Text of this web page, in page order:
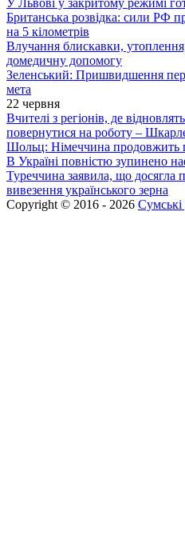
У Львові у закритому режимі
Британська розвідка: сили РФ
на 5 кілометрів
Влучання блискавки,
домедичну допомогу
Зеленський: Пришвидшення
мета
22 червня
Вчителі з регіонів, де
повернутися на роботу –
Шольц: Німеччина продовжить
В Україні повністю зупинено
Туреччина заявила, що досягла
вивезення українського зерна
Copyright © 2016 - 2026